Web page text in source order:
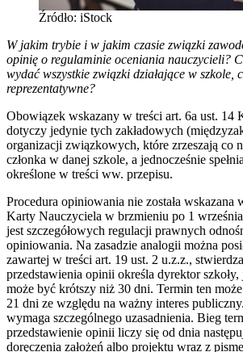
Źródło: iStock
W jakim trybie i w jakim czasie związki
opinię o regulaminie oceniania nauczycieli?
wydać wszystkie związki działające w szkole,
reprezentatywne?
Obowiązek wskazany w treści art. 6a ust. 14
dotyczy jedynie tych zakładowych
organizacji związkowych, które zrzeszają co
członka w danej szkole, a jednocześnie
określone w treści ww. przepisu.
Procedura opiniowania nie została wskazana
Karty Nauczyciela w brzmieniu po 1
jest szczegółowych regulacji prawnych
opiniowania. Na zasadzie analogii można
zawartej w treści art. 19 ust. 2 u.z.z.,
przedstawienia opinii określa dyrektor
może być krótszy niż 30 dni. Termin ten
21 dni ze względu na ważny interes
wymaga szczególnego uzasadnienia. Bieg
przedstawienie opinii liczy się od dnia
doręczenia założeń albo projektu wraz z